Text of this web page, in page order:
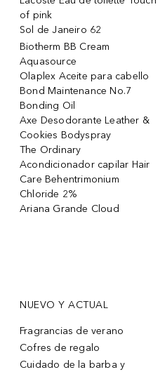
of pink
Sol de Janeiro 62
Biotherm BB Cream
Aquasource
Olaplex Aceite para cabello
Bond Maintenance No.7
Bonding Oil
Axe Desodorante Leather &
Cookies Bodyspray
The Ordinary
Acondicionador capilar Hair
Care Behentrimonium
Chloride 2%
Ariana Grande Cloud
NUEVO Y ACTUAL
Fragrancias de verano
Cofres de regalo
Cuidado de la barba y